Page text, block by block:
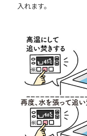
入れます。